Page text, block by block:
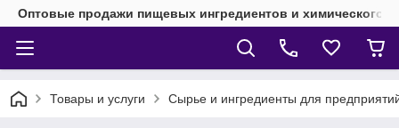
Оптовые продажи пищевых ингредиентов и химического
Товары и услуги Сырье и ингредиенты для